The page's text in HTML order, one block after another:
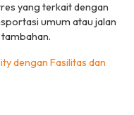
yang terkait dengan
umum atau jalan
dengan Fasilitas dan